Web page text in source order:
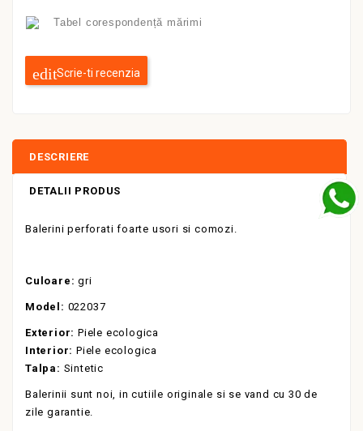
Tabel corespondență mărimi
Scrie-ti recenzia
DESCRIERE
DETALII PRODUS
Balerini perforati foarte usori si comozi.
Culoare:gri
Model: 022037
Exterior: Piele ecologica
Interior: Piele ecologica
Talpa: Sintetic
Balerinii sunt noi, in cutiile originale si se vand cu 30 de
zile garantie.